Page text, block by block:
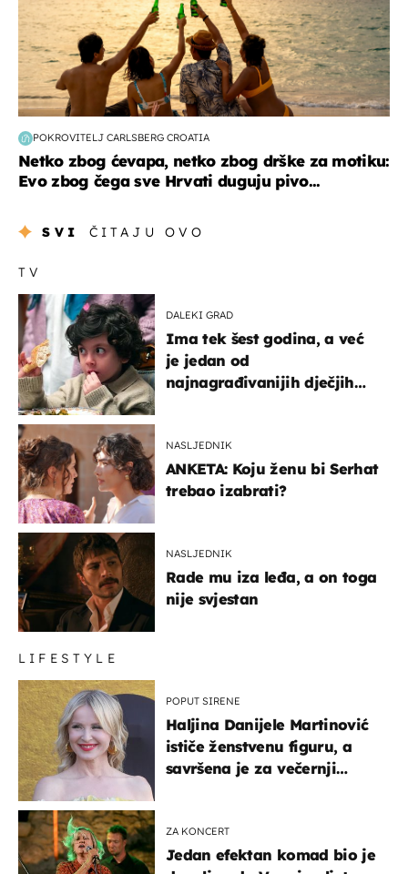
POKROVITELJ CARLSBERG CROATIA
Netko zbog ćevapa, netko zbog drške za motiku:
Evo zbog čega sve Hrvati duguju pivo...
SVI ČITAJU OVO
TV
DALEKI GRAD
Ima tek šest godina, a već
je jedan od
najnagrađivanijih dječjih
NASLJEDNIK
ANKETA: Koju ženu bi Serhat
trebao izabrati?
NASLJEDNIK
Rade mu iza leđa, a on toga
nije svjestan
LIFESTYLE
POPUT SIRENE
Haljina Danijele Martinović
ističe ženstvenu figuru, a
savršena je za večernji
ZA KONCERT
Jedan efektan komad bio je